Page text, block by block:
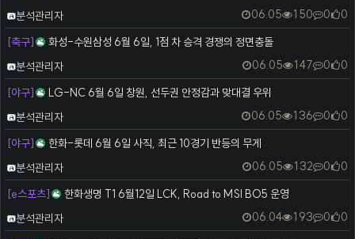
등록자
분석관리자 06.05 150 0
0
[축구]
화성-수원삼성 6월 6일, 1점 차 승격 경쟁의 정면충돌
등록자
분석관리자 06.05 147 0
0
[야구]
LG-NC 6월 6일 창원, 선두권 안정감과 맞대결 우위
등록자
분석관리자 06.05 136 0
0
[야구]
한화-롯데 6월 6일 사직, 최근 10경기 반등의 무게
등록자
분석관리자 06.05 132 0
0
[e스포츠]
한화생명 T1 6월12일 LCK, Road to MSI BO5 운영
등록자
분석관리자 06.04 193 0
0